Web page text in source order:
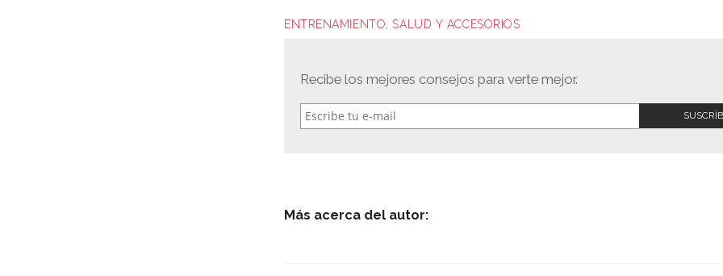
ENTRENAMIENTO, SALUD Y ACCESORIOS
Recibe los mejores consejos para verte mejor.
Más acerca del autor: